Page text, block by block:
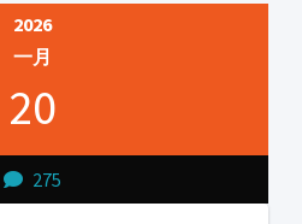
2026
一月
20
275